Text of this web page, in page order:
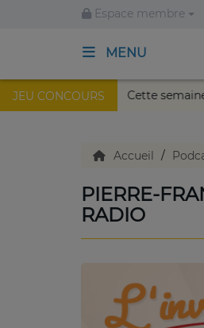
Espace membre
MENU
JEU CONCOURS
Palais Nikaïa de Nice !
ACCUEIL
TV en direct
Emissions Radio
Accueil
PIERRE-
RADIO